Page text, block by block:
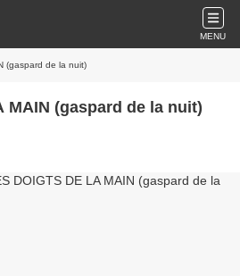
MENU
(gaspard de la nuit)
MAIN (gaspard de la nuit)